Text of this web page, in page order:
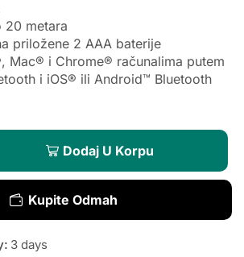
20 metara
priložene 2 AAA baterije
Mac® i Chrome® računalima putem
i iOS® ili Android™ Bluetooth
Dodaj U Korpu
Kupite Odmah
3 days